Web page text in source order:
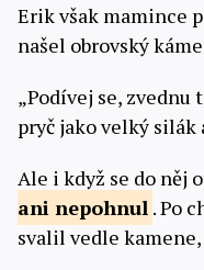
Erik však mamince
našel obrovský
„Podívej se,
pryč jako velký
Ale i když se do něj
ani nepohnul . Po
svalil vedle